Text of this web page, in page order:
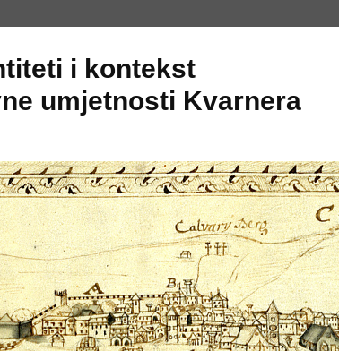
i kontekst
umjetnosti Kvarnera